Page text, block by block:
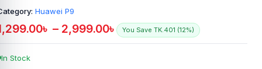
Huawei P9
৳ – 2,999.00৳ You Save TK.401 (12%)
In Stock